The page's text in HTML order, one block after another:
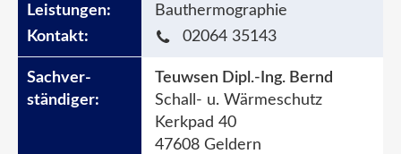
Bauthermographie
02064 35143
Teuwsen Dipl.-Ing. Bernd
Schall- u. Wärmeschutz
Kerkpad 40
47608 Geldern